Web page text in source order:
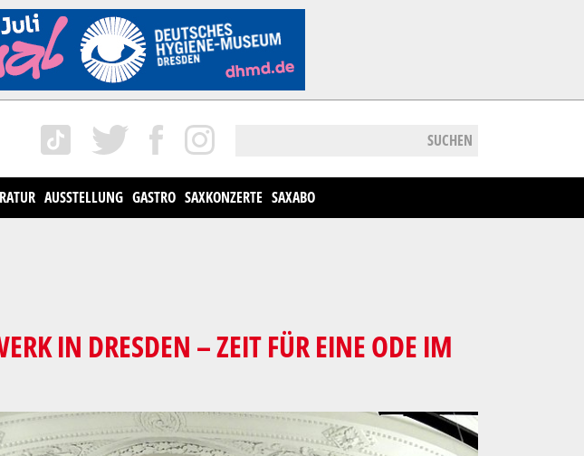
SUCHEN
AUSSTELLUNG GASTRO SAXKONZERTE SAXABO
IN DRESDEN – ZEIT FÜR EINE ODE IM